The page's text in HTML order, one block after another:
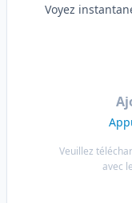
Voyez
Veuillez
avec